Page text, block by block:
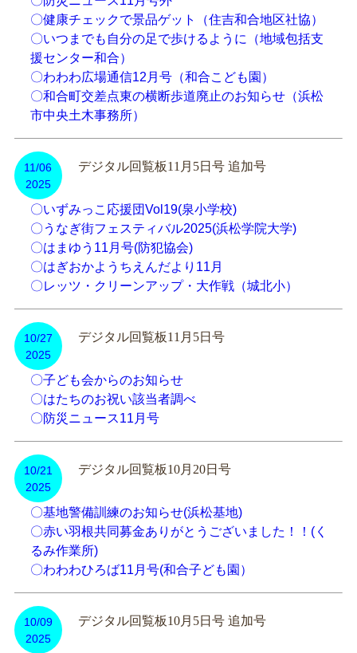
〇健康チェックで景品ゲット（住吉和合地区社協）
〇いつまでも自分の足で歩けるように（地域包括支
援センター和合）
〇わわわ広場通信12月号（和合こども園）
〇和合町交差点東の横断歩道廃止のお知らせ（浜松
市中央土木事務所）
デジタル回覧板11月5日号 追加号
11/06
2025
〇いずみっこ応援団Vol19(泉小学校)
〇うなぎ街フェスティバル2025(浜松学院大学)
〇はまゆう11月号(防犯協会)
〇はぎおかようちえんだより11月
〇レッツ・クリーンアップ・大作戦（城北小）
デジタル回覧板11月5日号
10/27
2025
〇子ども会からのお知らせ
〇はたちのお祝い該当者調べ
〇防災ニュース11月号
デジタル回覧板10月20日号
10/21
2025
〇基地警備訓練のお知らせ(浜松基地)
〇赤い羽根共同募金ありがとうございました！！(く
るみ作業所)
〇わわわひろば11月号(和合子ども園）
デジタル回覧板10月5日号 追加号
10/09
2025